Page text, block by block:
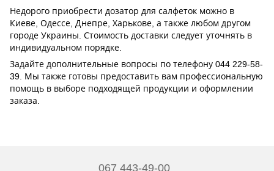
Недорого приобрести дозатор для салфеток можно в
Киеве, Одессе, Днепре, Харькове, а также любом другом
городе Украины. Стоимость доставки следует уточнять в
индивидуальном порядке.
Задайте дополнительные вопросы по телефону 044 229-58-
39. Мы также готовы предоставить вам профессиональную
помощь в выборе подходящей продукции и оформлении
заказа.
067 443-49-00